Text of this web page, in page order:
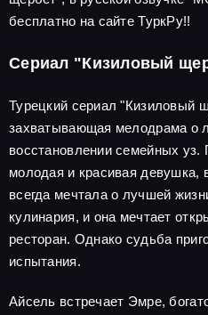
бесплатно на сайте ТуркРу!!
Сериал "Кизиловый
Турецкий сериал "Кизиловый
захватывающая мелодрама о
восстановлении семейных уз.
молодая и красивая девушка,
всегда мечтала о лучшей
кулинария, и она мечтает
ресторан. Однако судьба
испытания.
Айсель встречает Эмре,